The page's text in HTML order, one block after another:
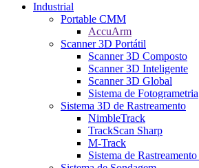
Industrial
Portable CMM
AccuArm
Scanner 3D Portátil
Scanner 3D Composto
Scanner 3D Inteligente
Scanner 3D Global
Sistema de Fotogrametria
Sistema 3D de Rastreamento
NimbleTrack
TrackScan Sharp
M-Track
Sistema de